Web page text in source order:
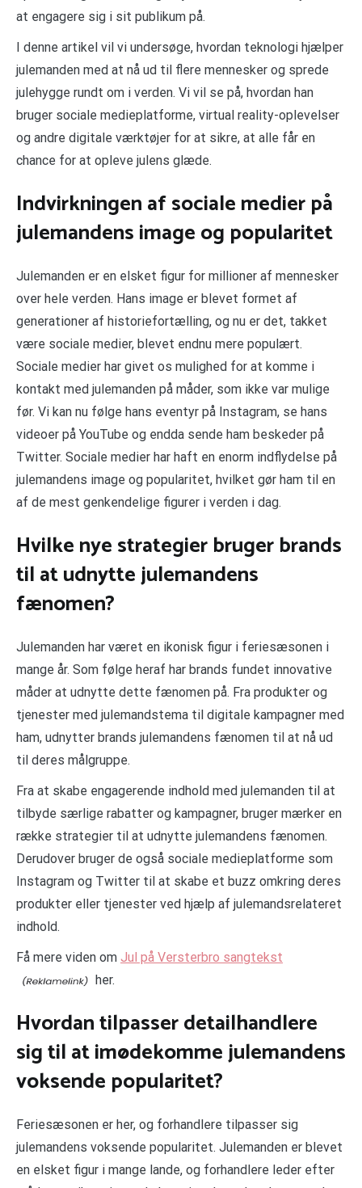
at engagere sig i sit publikum på.
I denne artikel vil vi undersøge, hvordan teknologi hjælper
julemanden med at nå ud til flere mennesker og sprede
julehygge rundt om i verden. Vi vil se på, hvordan han
bruger sociale medieplatforme, virtual reality-oplevelser
og andre digitale værktøjer for at sikre, at alle får en
chance for at opleve julens glæde.
Indvirkningen af sociale medier på
julemandens image og popularitet
Julemanden er en elsket figur for millioner af mennesker
over hele verden. Hans image er blevet formet af
generationer af historiefortælling, og nu er det, takket
være sociale medier, blevet endnu mere populært.
Sociale medier har givet os mulighed for at komme i
kontakt med julemanden på måder, som ikke var mulige
før. Vi kan nu følge hans eventyr på Instagram, se hans
videoer på YouTube og endda sende ham beskeder på
Twitter. Sociale medier har haft en enorm indflydelse på
julemandens image og popularitet, hvilket gør ham til en
af de mest genkendelige figurer i verden i dag.
Hvilke nye strategier bruger brands
til at udnytte julemandens
fænomen?
Julemanden har været en ikonisk figur i feriesæsonen i
mange år. Som følge heraf har brands fundet innovative
måder at udnytte dette fænomen på. Fra produkter og
tjenester med julemandstema til digitale kampagner med
ham, udnytter brands julemandens fænomen til at nå ud
til deres målgruppe.
Fra at skabe engagerende indhold med julemanden til at
tilbyde særlige rabatter og kampagner, bruger mærker en
række strategier til at udnytte julemandens fænomen.
Derudover bruger de også sociale medieplatforme som
Instagram og Twitter til at skabe et buzz omkring deres
produkter eller tjenester ved hjælp af julemandsrelateret
indhold.
Få mere viden om Jul på Versterbro sangtekst
her.
Hvordan tilpasser detailhandlere
sig til at imødekomme julemandens
voksende popularitet?
Feriesæsonen er her, og forhandlere tilpasser sig
julemandens voksende popularitet. Julemanden er blevet
en elsket figur i mange lande, og forhandlere leder efter